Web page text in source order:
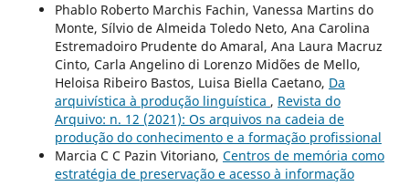
Phablo Roberto Marchis Fachin, Vanessa Martins do
Monte, Sílvio de Almeida Toledo Neto, Ana Carolina
Estremadoiro Prudente do Amaral, Ana Laura Macruz
Cinto, Carla Angelino di Lorenzo Midões de Mello,
Heloisa Ribeiro Bastos, Luisa Biella Caetano, Da
arquivística à produção linguística , Revista do
Arquivo: n. 12 (2021): Os arquivos na cadeia de
produção do conhecimento e a formação profissional
Marcia C C Pazin Vitoriano, Centros de memória como
estratégia de preservação e acesso à informação